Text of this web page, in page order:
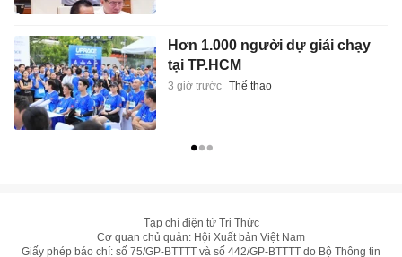
Hơn 1.000 người dự giải chạy
tại TP.HCM
3 giờ trước Thể thao
Tạp chí điện tử Tri Thức
Cơ quan chủ quản: Hội Xuất bản Việt Nam
Giấy phép báo chí: số 75/GP-BTTTT và số 442/GP-BTTTT do Bộ Thông tin